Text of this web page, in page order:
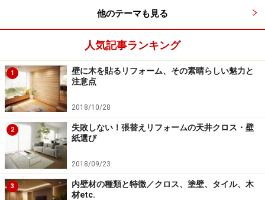
他のテーマも見る
人気記事ランキング
1
壁に木を貼るリフォーム、その素晴らしい魅力と
注意点
2018/10/28
2
失敗しない！張替えリフォームの天井クロス・壁
紙選び
2018/09/23
3
内壁材の種類と特徴／クロス、塗壁、タイル、木
材etc.